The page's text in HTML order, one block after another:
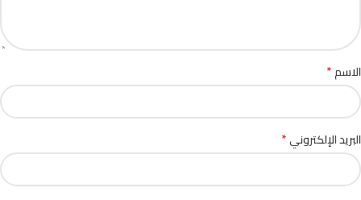
الاسم*
البريد الإلكتروني*